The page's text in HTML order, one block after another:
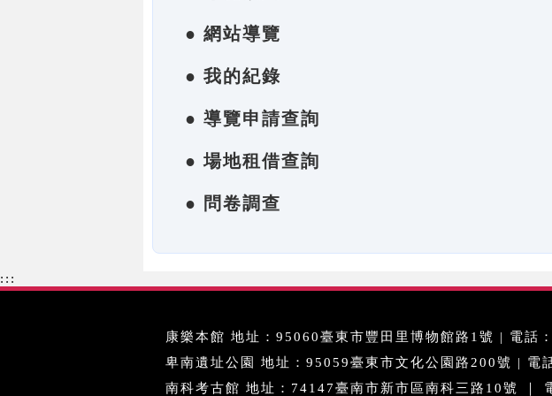
● 網站導覽
● 我的紀錄
● 導覽申請查詢
● 場地租借查詢
● 問卷調查
:::
康樂本館 地址：95060臺東市豐田里博物館路1號 | 電話
卑南遺址公園 地址：95059臺東市文化公園路200號 | 電
南科考古館 地址：74147臺南市新市區南科三路10號 ｜